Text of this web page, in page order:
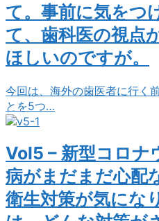
て。事前に気をつ
て、歯科医の視点
ほしいのですが。
今回は、海外の歯医者に行く
とを5つ…
Vol5 – 新型コロナ
病がまだまだ心配
衛生対策が気にな